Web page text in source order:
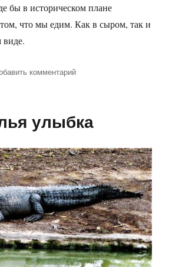
бы в историческом плане
том, что мы едим. Как в сыром, так и
виде.
комментарийк
овощей,
различных
блюд
улыбка